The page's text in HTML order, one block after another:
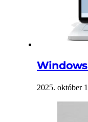
2025. október